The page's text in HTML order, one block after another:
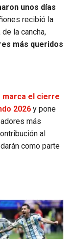
unos días
recibió la
la cancha,
más queridos
marca el cierre
2026 y pone
más
al
como parte